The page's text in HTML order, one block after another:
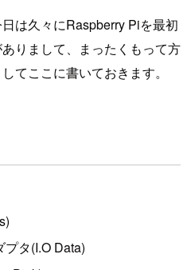
は久々にRaspberry Piを最初
りまして、まったくもって方
てここに書いておきます。
タ(I.O Data)